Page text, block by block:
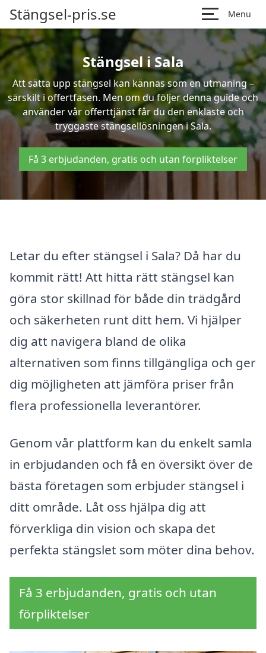
Stängsel-pris.se Menu
Stängsel i Sala
Att sätta upp stängsel kan kännas som en utmaning –
särskilt i offertfasen. Men om du följer denna guide och
använder vår offerttjänst får du den enklaste och
tryggaste stängsellösningen i Sala.
Få 3 erbjudanden, gratis och utan förpliktelser
Letar du efter stängsel i Sala? Då har du
kommit rätt! Att hitta rätt stängsel kan
göra stor skillnad för både din trädgård
och säkerheten runt ditt hem. Vi hjälper
dig att navigera bland de olika
alternativen som finns tillgängliga och ger
dig möjligheten att jämföra priser från
flera professionella leverantörer.
Genom vår plattform kan du enkelt samla
in erbjudanden och få en översikt över de
bästa företagen som erbjuder stängsel i
ditt område. Låt oss hjälpa dig att
förverkliga din vision och skapa det
perfekta stängslet som möter dina behov.
Få 3 erbjudanden, gratis och utan
förpliktelser